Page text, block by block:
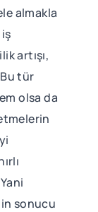
almakla
artışı,
tür
olsa da
sonucu